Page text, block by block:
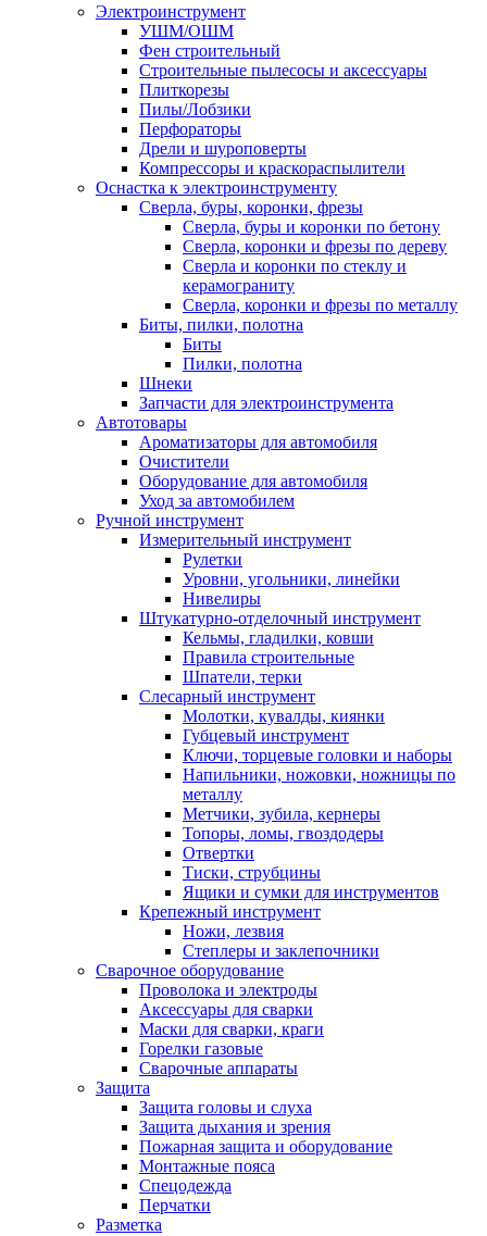
Электроинструмент
УШМ/ОШМ
Фен строительный
Строительные пылесосы и аксессуары
Плиткорезы
Пилы/Лобзики
Перфораторы
Дрели и шуроповерты
Компрессоры и краскораспылители
Оснастка к электроинструменту
Сверла, буры, коронки, фрезы
Сверла, буры и коронки по бетону
Сверла, коронки и фрезы по дереву
Сверла и коронки по стеклу и
керамограниту
Сверла, коронки и фрезы по металлу
Биты, пилки, полотна
Биты
Пилки, полотна
Шнеки
Запчасти для электроинструмента
Автотовары
Ароматизаторы для автомобиля
Очистители
Оборудование для автомобиля
Уход за автомобилем
Ручной инструмент
Измерительный инструмент
Рулетки
Уровни, угольники, линейки
Нивелиры
Штукатурно-отделочный инструмент
Кельмы, гладилки, ковши
Правила строительные
Шпатели, терки
Слесарный инструмент
Молотки, кувалды, киянки
Губцевый инструмент
Ключи, торцевые головки и наборы
Напильники, ножовки, ножницы по
металлу
Метчики, зубила, кернеры
Топоры, ломы, гвоздодеры
Отвертки
Тиски, струбцины
Ящики и сумки для инструментов
Крепежный инструмент
Ножи, лезвия
Степлеры и заклепочники
Сварочное оборудование
Проволока и электроды
Аксессуары для сварки
Маски для сварки, краги
Горелки газовые
Сварочные аппараты
Защита
Защита головы и слуха
Защита дыхания и зрения
Пожарная защита и оборудование
Монтажные пояса
Спецодежда
Перчатки
Разметка